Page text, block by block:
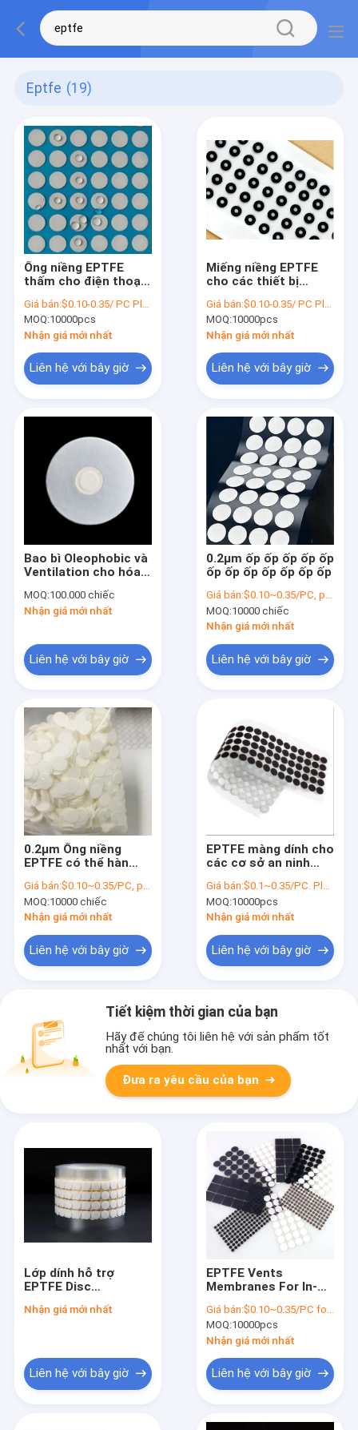
Eptfe (19)
Ống niềng EPTFE
thấm cho điện thoại
3000~5000ml/min/cm2
7Kpa
Giá bán:$0.10-0.35/ PC Please contact sales for actual price
MOQ:10000pcs
Nhận giá mới nhất
Liên hệ với bây giờ
Miếng niềng EPTFE
cho các thiết bị
100 ~
1000ml/min/cm2@7Kpa
Kiểm soát nước
3ATM/5ATM/10ATM
Giá bán:$0.10-0.35/ PC Please contact sales for actual price
MOQ:10000pcs
Nhận giá mới nhất
Liên hệ với bây giờ
Bao bì Oleophobic và
Ventilation cho hóa
EPTFE Disc Vents
MOQ:100.000 chiếc
Nhận giá mới nhất
Liên hệ với bây giờ
0.2μm ốp ốp ốp ốp ốp
ốp ốp ốp ốp ốp ốp ốp
Giá bán:$0.10~0.35/PC, please contact sales for price
MOQ:10000 chiếc
Nhận giá mới nhất
Liên hệ với bây giờ
0.2μm Ống niềng
EPTFE có thể hàn
được
Giá bán:$0.10~0.35/PC, please contact sales for price
MOQ:10000 chiếc
Nhận giá mới nhất
Liên hệ với bây giờ
EPTFE màng dính cho
các cơ sở an ninh
biệt áp suất trắng
Giá bán:$0.1~0.35/PC. Please contact sales for actual price
MOQ:10000pcs
Nhận giá mới nhất
Liên hệ với bây giờ
Tiết kiệm thời gian của bạn
Hãy để chúng tôi liên hệ với sản phẩm tốt
nhất với bạn.
Đưa ra yêu cầu của bạn
Lớp dính hỗ trợ
EPTFE Disc
Household Daily
Packaging
Nhận giá mới nhất
Liên hệ với bây giờ
EPTFE Vents
Membranes For In-
Navigation System
Display System
Communication
Controller (Bộ điều
khiển thông tin liên
lạc hệ thống hiển thị)
Giá bán:$0.10~0.35/PC for price , contact our sales team
MOQ:10000pcs
Nhận giá mới nhất
Liên hệ với bây giờ